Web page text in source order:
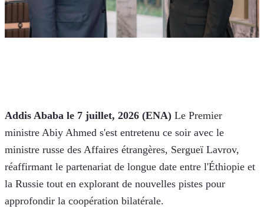
Addis Ababa le 7 juillet, 2026 (ENA) Le Premier
ministre Abiy Ahmed s'est entretenu ce soir avec le
ministre russe des Affaires étrangères, Sergueï Lavrov,
réaffirmant le partenariat de longue date entre l'Éthiopie et
la Russie tout en explorant de nouvelles pistes pour
approfondir la coopération bilatérale.